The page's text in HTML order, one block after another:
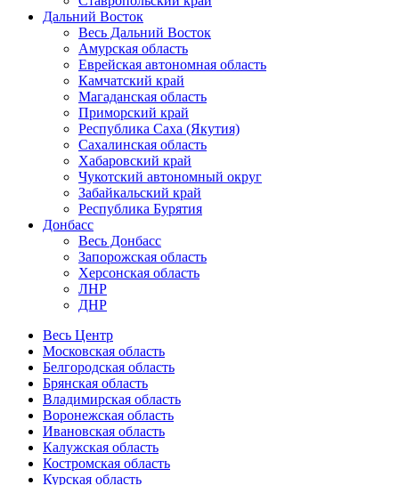
Дальний Восток
Весь Дальний Восток
Амурская область
Еврейская автономная область
Камчатский край
Магаданская область
Приморский край
Республика Саха (Якутия)
Сахалинская область
Хабаровский край
Чукотский автономный округ
Забайкальский край
Республика Бурятия
Донбасс
Весь Донбасс
Запорожская область
Херсонская область
ЛНР
ДНР
Весь Центр
Московская область
Белгородская область
Брянская область
Владимирская область
Воронежская область
Ивановская область
Калужская область
Костромская область
Курская область